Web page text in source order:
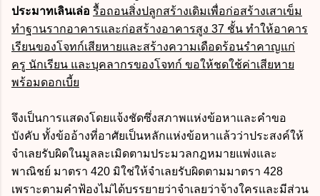
ประมาทเลินเล่อ รื้อถอนสิ่งปลูกสร้างเดิมเพื่อก่อสร้างเสาเข็ม
ทำฐานรากอาคารและก่อสร้างอาคารสูง 37 ชั้น ทำให้อาคาร
เรียนของโจทก์เสียหายและสร้างความเดือดร้อนรำคาญแก่
ครู นักเรียน และบุคลากรของโจทก์ ขอให้ชดใช้ค่าเสียหาย
พร้อมดอกเบี้ย
จึงเป็นการแสดงโดยแจ้งชัดซึ่งสภาพแห่งข้อหาและคำขอ
บังคับ ทั้งข้ออ้างที่อาศัยเป็นหลักแห่งข้อหาแล้วว่าประสงค์ให้
จำเลยรับผิดในมูลละเมิดตามประมวลกฎหมายแพ่งและ
พาณิชย์ มาตรา 420 มิใช่ให้จำเลยรับผิดตามมาตรา 428
เพราะตามคำฟ้องไม่ได้บรรยายว่าจำเลยว่าจ้างใครและมีส่วน